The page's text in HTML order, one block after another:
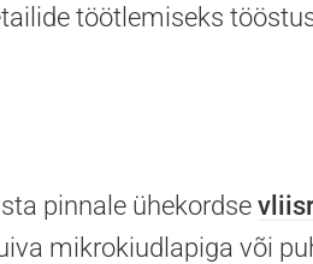
töötlemiseks
pinnale ühekordse
mikrokiudlapiga või